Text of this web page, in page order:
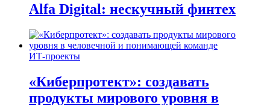
Alfa Digital: нескучный финтех
ИТ-проекты
«Киберпротект»: создавать
продукты мирового уровня в